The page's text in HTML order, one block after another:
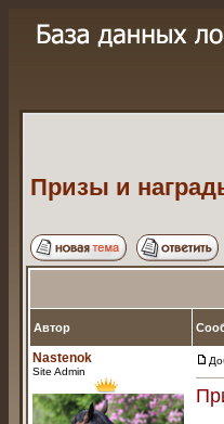
Призы и
Автор
Nastenok
Site Admin